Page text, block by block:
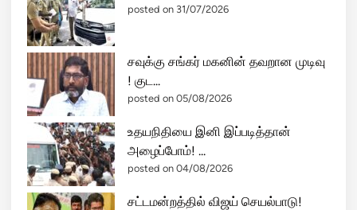
posted on 31/07/2026
சவுக்கு சங்கர் மகனின் தவறான முடிவு
! குட...
posted on 05/08/2026
உதயநிதியை இனி இப்படித்தான்
அழைப்போம்! ...
posted on 04/08/2026
சட்டமன்றத்தில் விஜய் செயல்பாடு!